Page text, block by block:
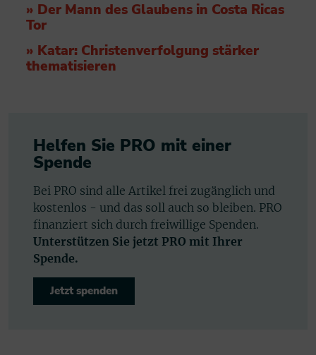
» Der Mann des Glaubens in Costa Ricas
Tor
» Katar: Christenverfolgung stärker
thematisieren
Helfen Sie PRO mit einer
Spende
Bei PRO sind alle Artikel frei zugänglich und
kostenlos - und das soll auch so bleiben. PRO
finanziert sich durch freiwillige Spenden.
Unterstützen Sie jetzt PRO mit Ihrer
Spende.
Jetzt spenden